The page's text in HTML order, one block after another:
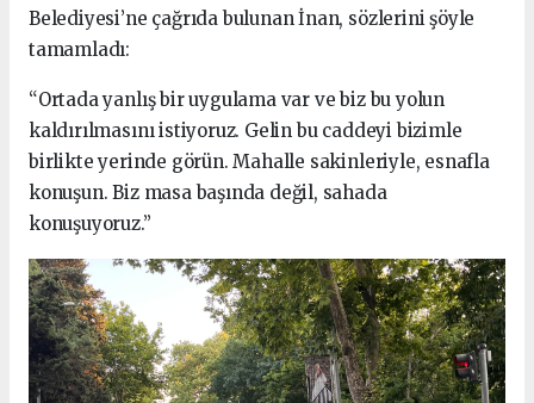
Belediyesi’ne çağrıda bulunan İnan, sözlerini şöyle
tamamladı:
“Ortada yanlış bir uygulama var ve biz bu yolun
kaldırılmasını istiyoruz. Gelin bu caddeyi bizimle
birlikte yerinde görün. Mahalle sakinleriyle, esnafla
konuşun. Biz masa başında değil, sahada
konuşuyoruz.”